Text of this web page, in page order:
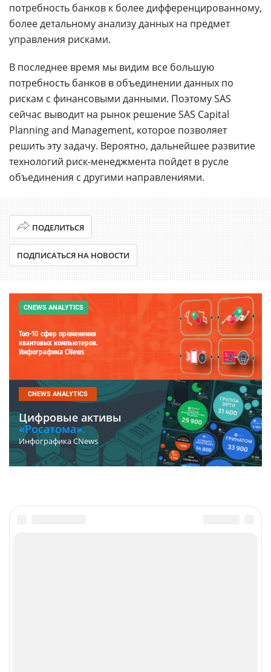
потребность банков к более дифференцированному,
более детальному анализу данных на предмет
управления рисками.
В последнее время мы видим все большую
потребность банков в объединении данных по
рискам с финансовыми данными. Поэтому SAS
сейчас выводит на рынок решение SAS Capital
Planning and Management, которое позволяет
решить эту задачу. Вероятно, дальнейшее развитие
технологий риск-менеджмента пойдет в русле
объединения с другими направлениями.
ПОДЕЛИТЬСЯ
ПОДПИСАТЬСЯ НА НОВОСТИ
CNEWS ANALYTICS
Топ-10 сфер применения
квантовых компьютеров.
Инфографика CNews
CNEWS ANALYTICS
Цифровые активы
«Росатома».
Инфографика CNews